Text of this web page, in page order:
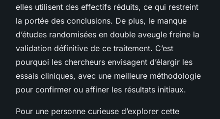
elles utilisent des effectifs réduits, ce qui restreint
la portée des conclusions. De plus, le manque
d’études randomisées en double aveugle freine la
validation définitive de ce traitement. C’est
pourquoi les chercheurs envisagent d’élargir les
essais cliniques, avec une meilleure méthodologie
pour confirmer ou affiner les résultats initiaux.
Pour une personne curieuse d’explorer cette